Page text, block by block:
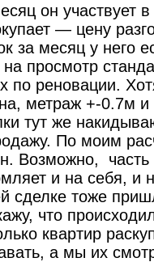
он участвует
— цену
за месяц у него
просмотр
по реновации.
метраж +-0.7м
тут же
По моим
Возможно, часть
и на себя, и
сделке тоже
что
квартир
а мы их